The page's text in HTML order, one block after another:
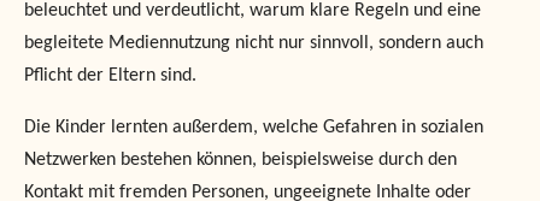
beleuchtet und verdeutlicht, warum klare Regeln und eine
begleitete Mediennutzung nicht nur sinnvoll, sondern auch
Pflicht der Eltern sind.
Die Kinder lernten außerdem, welche Gefahren in sozialen
Netzwerken bestehen können, beispielsweise durch den
Kontakt mit fremden Personen, ungeeignete Inhalte oder